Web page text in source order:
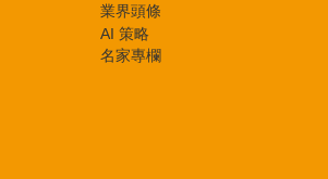
業界頭條
AI 策略
名家專欄